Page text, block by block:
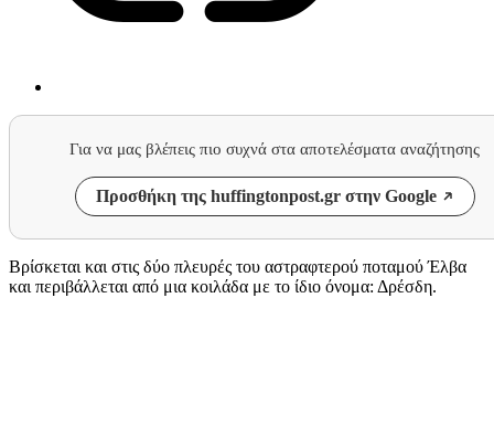
Για να μας βλέπεις πιο συχνά στα αποτελέσματα αναζήτησης
Προσθήκη της huffingtonpost.gr στην Google
Βρίσκεται και στις δύο πλευρές του αστραφτερού ποταμού Έλβα
και περιβάλλεται από μια κοιλάδα με το ίδιο όνομα: Δρέσδη.